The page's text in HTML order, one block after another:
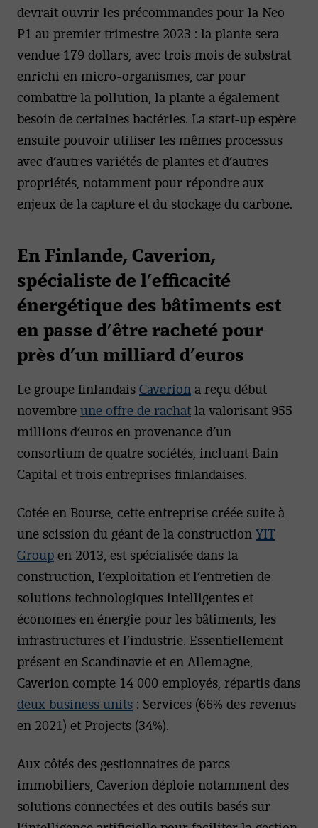
devrait ouvrir les précommandes pour la Neo
P1 au premier trimestre 2023 : la plante sera
vendue 179 dollars, avec trois mois de substrat
enrichi en micro-organismes, car pour
combattre la pollution, la plante a également
besoin de certaines bactéries. La start-up espère
ensuite pouvoir utiliser les mêmes processus
avec d’autres variétés de plantes et d’autres
propriétés, notamment pour répondre aux
enjeux de la capture et du stockage du carbone.
En Finlande, Caverion,
spécialiste de l’efficacité
énergétique des bâtiments est
en passe d’être racheté pour
près d’un milliard d’euros
Le groupe finlandaisCaverion a reçu début
novembreune offre de rachatla valorisant 955
millions d’euros en provenance d’un
consortium de quatre sociétés, incluant Bain
Capital et trois entreprises finlandaises.
Cotée en Bourse, cette entreprise créée suite à
une scission du géant de la construction YIT
Groupen 2013, est spécialisée dans la
construction, l’exploitation et l’entretien de
solutions technologiques intelligentes et
économes en énergie pour les bâtiments, les
infrastructures et l’industrie. Essentiellement
présent en Scandinavie et en Allemagne,
Caverion compte 14 000 employés, répartis dans
deux business units : Services (66% des revenus
en 2021) et Projects (34%).
Aux côtés des gestionnaires de parcs
immobiliers, Caverion déploie notamment des
solutions connectées et des outils basés sur